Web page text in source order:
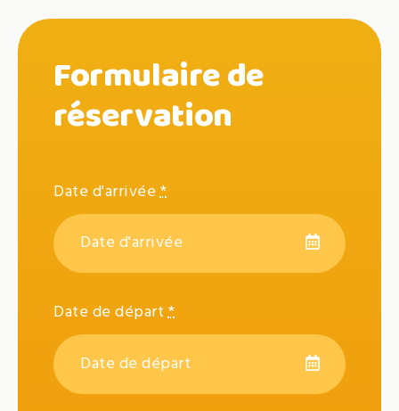
Formulaire de
réservation
Date d'arrivée*
Date de départ*